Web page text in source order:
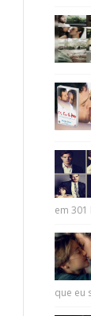
em 301
que eu